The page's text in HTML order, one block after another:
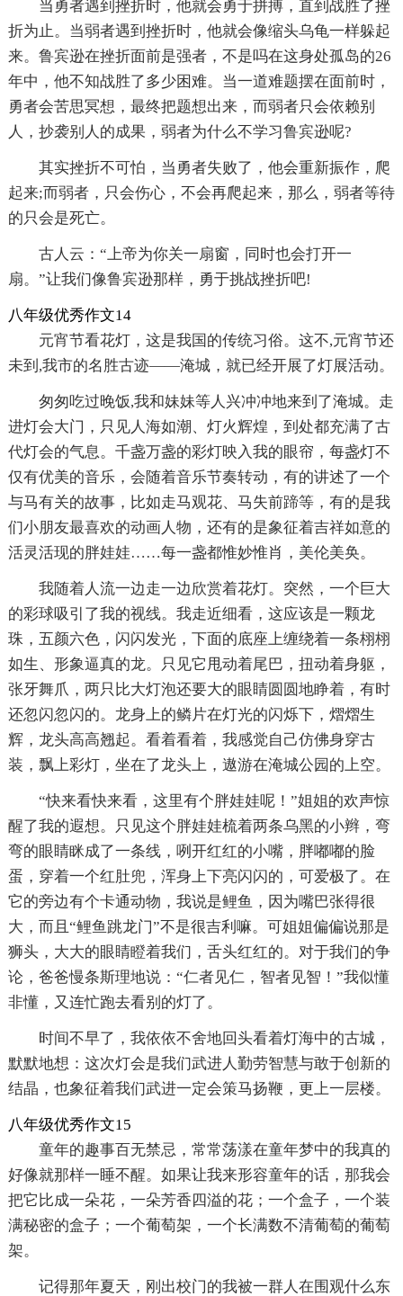
当勇者遇到挫折时，他就会勇于拼搏，直到战胜了挫
折为止。当弱者遇到挫折时，他就会像缩头乌龟一样躲起
来。鲁宾逊在挫折面前是强者，不是吗在这身处孤岛的26
年中，他不知战胜了多少困难。当一道难题摆在面前时，
勇者会苦思冥想，最终把题想出来，而弱者只会依赖别
人，抄袭别人的成果，弱者为什么不学习鲁宾逊呢?
其实挫折不可怕，当勇者失败了，他会重新振作，爬
起来;而弱者，只会伤心，不会再爬起来，那么，弱者等待
的只会是死亡。
古人云：“上帝为你关一扇窗，同时也会打开一
扇。”让我们像鲁宾逊那样，勇于挑战挫折吧!
八年级优秀作文14
元宵节看花灯，这是我国的传统习俗。这不,元宵节还
未到,我市的名胜古迹――淹城，就已经开展了灯展活动。
匆匆吃过晚饭,我和妹妹等人兴冲冲地来到了淹城。走
进灯会大门，只见人海如潮、灯火辉煌，到处都充满了古
代灯会的气息。千盏万盏的彩灯映入我的眼帘，每盏灯不
仅有优美的音乐，会随着音乐节奏转动，有的讲述了一个
与马有关的故事，比如走马观花、马失前蹄等，有的是我
们小朋友最喜欢的动画人物，还有的是象征着吉祥如意的
活灵活现的胖娃娃……每一盏都惟妙惟肖，美伦美奂。
我随着人流一边走一边欣赏着花灯。突然，一个巨大
的彩球吸引了我的视线。我走近细看，这应该是一颗龙
珠，五颜六色，闪闪发光，下面的底座上缠绕着一条栩栩
如生、形象逼真的龙。只见它甩动着尾巴，扭动着身躯，
张牙舞爪，两只比大灯泡还要大的眼睛圆圆地睁着，有时
还忽闪忽闪的。龙身上的鳞片在灯光的闪烁下，熠熠生
辉，龙头高高翘起。看着看着，我感觉自己仿佛身穿古
装，飘上彩灯，坐在了龙头上，遨游在淹城公园的上空。
“快来看快来看，这里有个胖娃娃呢！”姐姐的欢声惊
醒了我的遐想。只见这个胖娃娃梳着两条乌黑的小辫，弯
弯的眼睛眯成了一条线，咧开红红的小嘴，胖嘟嘟的脸
蛋，穿着一个红肚兜，浑身上下亮闪闪的，可爱极了。在
它的旁边有个卡通动物，我说是鲤鱼，因为嘴巴张得很
大，而且“鲤鱼跳龙门”不是很吉利嘛。可姐姐偏偏说那是
狮头，大大的眼睛瞪着我们，舌头红红的。对于我们的争
论，爸爸慢条斯理地说：“仁者见仁，智者见智！”我似懂
非懂，又连忙跑去看别的灯了。
时间不早了，我依依不舍地回头看着灯海中的古城，
默默地想：这次灯会是我们武进人勤劳智慧与敢于创新的
结晶，也象征着我们武进一定会策马扬鞭，更上一层楼。
八年级优秀作文15
童年的趣事百无禁忌，常常荡漾在童年梦中的我真的
好像就那样一睡不醒。如果让我来形容童年的话，那我会
把它比成一朵花，一朵芳香四溢的花；一个盒子，一个装
满秘密的盒子；一个葡萄架，一个长满数不清葡萄的葡萄
架。
记得那年夏天，刚出校门的我被一群人在围观什么东